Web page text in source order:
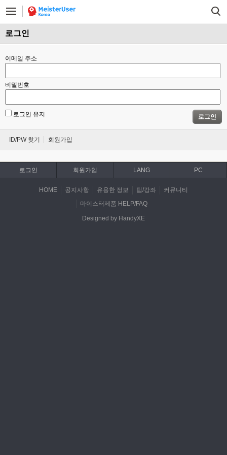
로그인
이메일 주소
비밀번호
로그인 유지 로그인
ID/PW 찾기 회원가입
로그인 회원가입 LANG PC
HOME 공지사항 유용한 정보 팁/강좌
커뮤니티
마이스터제품 HELP/FAQ
Designed by HandyXE